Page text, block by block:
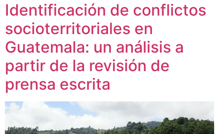
Identificación de conflictos
socioterritoriales en
Guatemala: un análisis a
partir de la revisión de
prensa escrita